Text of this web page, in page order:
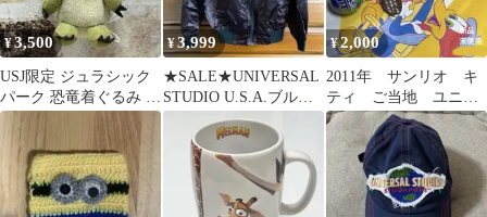
¥3,500
USJ限定 ジュラシック
パーク 恐竜着ぐるみ キ
ティーちゃん キーチ
ェーン
¥3,999
★SALE★UNIVERSAL
STUDIO U.S.A.ブルゾ
ン ジャンパー S
¥2,000
2011年 サンリオ キ
ティ ご当地 ユニバ
ーサルスタジオ
USJ 限定 根付